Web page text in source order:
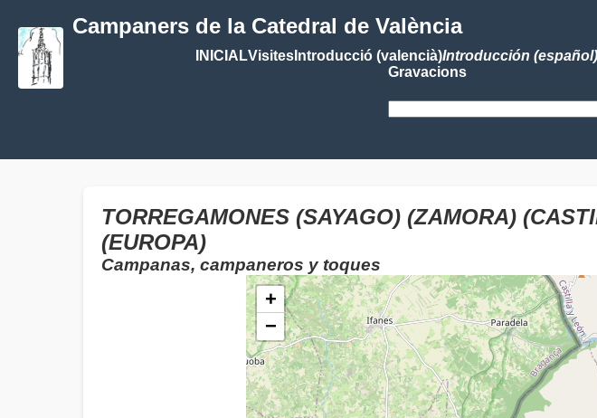
Campaners de la Catedral de València
INICIALVisitesIntroducció (valencià)Introducción (español)
Gravacions
TORREGAMONES (SAYAGO) (ZAMORA)
(EUROPA)
Campanas, campaneros y toques
+
−